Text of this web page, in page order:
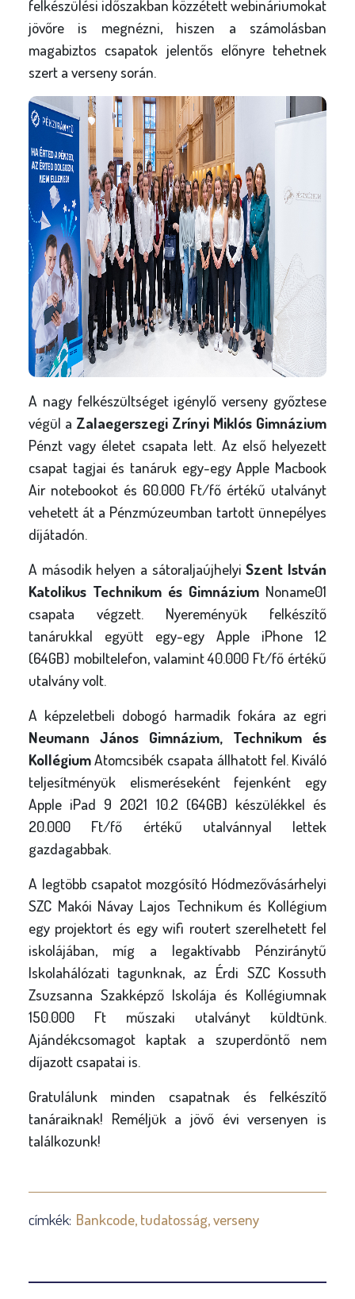
felkészülési időszakban közzétett webináriumokat
jövőre is megnézni, hiszen a számolásban
magabiztos csapatok jelentős előnyre tehetnek
szert a verseny során.
A nagy felkészültséget igénylő verseny győztese
végül a Zalaegerszegi Zrínyi Miklós Gimnázium
Pénzt vagy életet csapata lett. Az első helyezett
csapat tagjai és tanáruk egy-egy Apple Macbook
Air notebookot és 60.000 Ft/fő értékű utalványt
vehetett át a Pénzmúzeumban tartott ünnepélyes
díjátadón.
A második helyen a sátoraljaújhelyiSzent István
Katolikus Technikum és Gimnázium Noname01
csapata végzett. Nyereményük felkészítő
tanárukkal együtt egy-egy Apple iPhone 12
(64GB) mobiltelefon, valamint 40.000 Ft/fő értékű
utalvány volt.
A képzeletbeli dobogó harmadik fokára az egri
Neumann János Gimnázium, Technikum és
KollégiumAtomcsibék csapata állhatott fel. Kiváló
teljesítményük elismeréseként fejenként egy
Apple iPad 9 2021 10.2 (64GB) készülékkel és
20.000 Ft/fő értékű utalvánnyal lettek
gazdagabbak.
A legtöbb csapatot mozgósító Hódmezővásárhelyi
SZC Makói Návay Lajos Technikum és Kollégium
egy projektort és egy wifi routert szerelhetett fel
iskolájában, míg a legaktívabb Pénziránytű
Iskolahálózati tagunknak, az Érdi SZC Kossuth
Zsuzsanna Szakképző Iskolája és Kollégiumnak
150.000 Ft műszaki utalványt küldtünk.
Ajándékcsomagot kaptak a szuperdöntő nem
díjazott csapatai is.
Gratulálunk minden csapatnak és felkészítő
tanáraiknak! Reméljük a jövő évi versenyen is
találkozunk!
címkék: Bankcode tudatosság verseny